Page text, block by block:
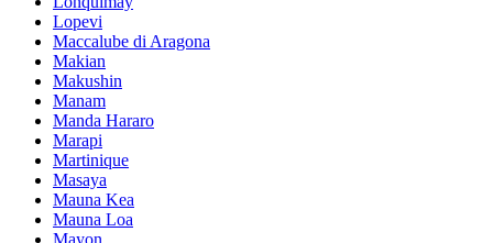
Lopevi
Maccalube di Aragona
Makian
Makushin
Manam
Manda Hararo
Marapi
Martinique
Masaya
Mauna Kea
Mauna Loa